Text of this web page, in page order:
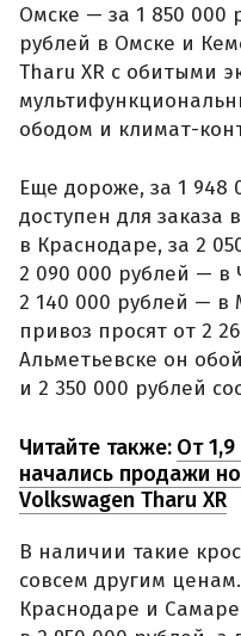
Омске — за 1 850 000
рублей в Омске и
Tharu XR с обитыми
ободом и климат-
Еще дороже, за 1 948
доступен для заказа
в Краснодаре, за 2
2 090 000 рублей — в
2 140 000 рублей — в
привоз просят от 2
Альметьевске он
и 2 350 000 рублей
Читайте также: От
начались продажи
Volkswagen Tharu XR
В наличии такие
совсем другим
Краснодаре и